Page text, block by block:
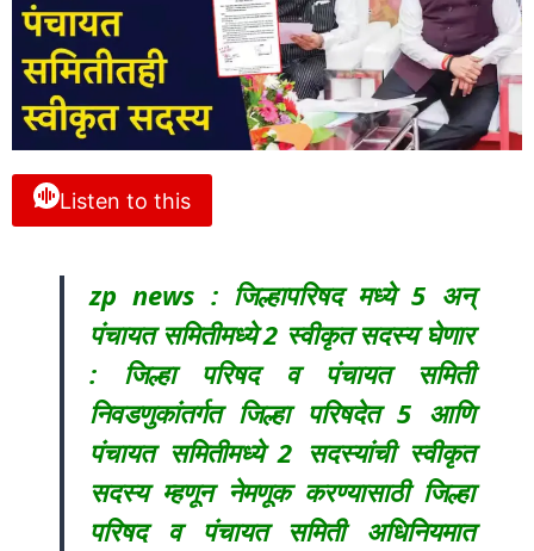
Listen to this
zp news : जिल्हापरिषद मध्ये 5 अन्
पंचायत समितीमध्ये 2 स्वीकृत सदस्य घेणार
: जिल्हा परिषद व पंचायत समिती
निवडणुकांतर्गत जिल्हा परिषदेत 5 आणि
पंचायत समितीमध्ये 2 सदस्यांची स्वीकृत
सदस्य म्हणून नेमणूक करण्यासाठी जिल्हा
परिषद व पंचायत समिती अधिनियमात